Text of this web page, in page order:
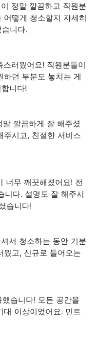
정말 깔끔하고 직원분
떻게 청소할지 자세히
니다.
러웠어요! 직원분들이
하던 부분도 놓치는 게
니다!
깔끔하게 잘 해주셨
주시고, 친절한 서비스
너무 깨끗해졌어요! 전
니다. 설명도 잘 해주시
습니다!
서 청소하는 동안 기분
웠고, 신규로 들어오는
습니다! 모든 공간을
이상이었어요. 민트